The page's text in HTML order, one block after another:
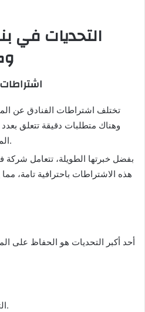
التحديات في
1.
تختلف اشتراطات الفنادق عن
وهناك متطلبات دقيقة تتعلق
المواقف، الخدمات، وغيرها.
بفضل خبرتها الطويلة، تتعامل
هذه الاشتراطات باحترافية تامة، مما
أحد أكبر التحديات هو الحفاظ على
التعاقد الذكي مع الموردين.